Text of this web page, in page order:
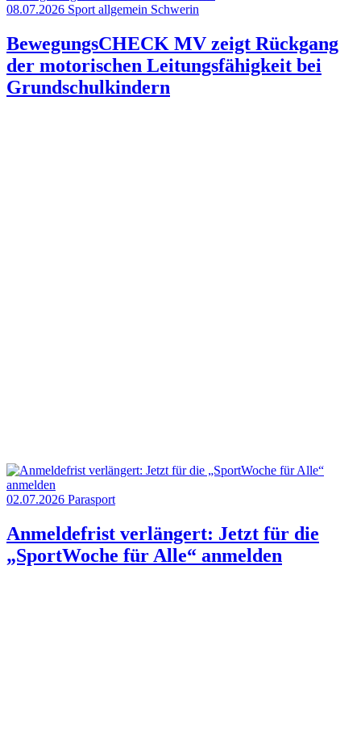
08.07.2026 Sport allgemein Schwerin
BewegungsCHECK MV zeigt Rückgang
der motorischen Leitungsfähigkeit bei
Grundschulkindern
02.07.2026 Parasport
Anmeldefrist verlängert: Jetzt für die
„SportWoche für Alle“ anmelden